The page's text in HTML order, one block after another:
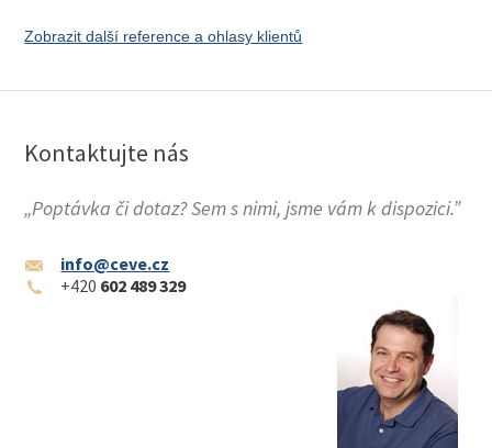
Zobrazit další reference a ohlasy klientů
Kontaktujte nás
„Poptávka či dotaz? Sem s nimi, jsme vám k dispozici.”
info@ceve.cz
+420 602 489 329